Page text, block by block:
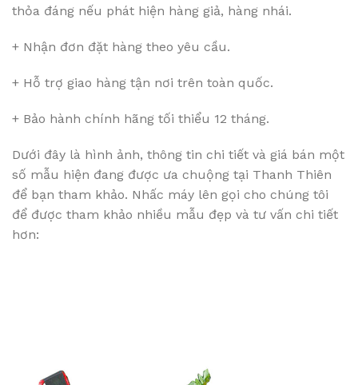
thỏa đáng nếu phát hiện hàng giả, hàng nhái.
+ Nhận đơn đặt hàng theo yêu cầu.
+ Hỗ trợ giao hàng tận nơi trên toàn quốc.
+ Bảo hành chính hãng tối thiểu 12 tháng.
Dưới đây là hình ảnh, thông tin chi tiết và giá bán một
số mẫu hiện đang được ưa chuộng tại Thanh Thiên
để bạn tham khảo. Nhấc máy lên gọi cho chúng tôi
để được tham khảo nhiều mẫu đẹp và tư vấn chi tiết
hơn: